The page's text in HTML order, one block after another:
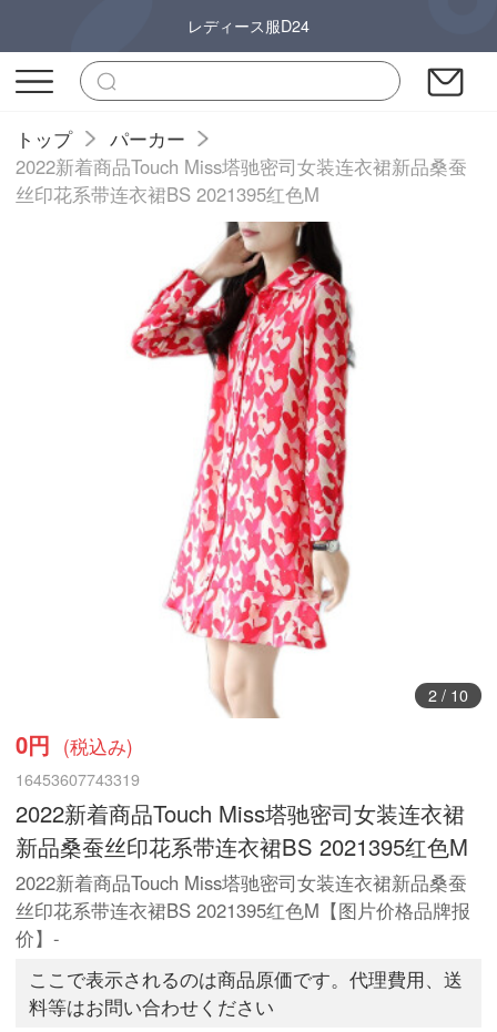
レディース服D24
トップ
パーカー
2022新着商品Touch Miss塔驰密司女装连衣裙新品桑蚕
丝印花系带连衣裙BS 2021395红色M
3/ 10
0円 (税込み)
16453607743319
2022新着商品Touch Miss塔驰密司女装连衣裙
新品桑蚕丝印花系带连衣裙BS 2021395红色M
2022新着商品Touch Miss塔驰密司女装连衣裙新品桑蚕
丝印花系带连衣裙BS 2021395红色M【图片价格品牌报
价】-
ここで表示されるのは商品原価です。代理費用、送
料等はお問い合わせください